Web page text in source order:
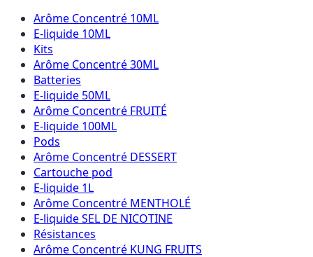
Arôme Concentré 10ML
E-liquide 10ML
Kits
Arôme Concentré 30ML
Batteries
E-liquide 50ML
Arôme Concentré FRUITÉ
E-liquide 100ML
Pods
Arôme Concentré DESSERT
Cartouche pod
E-liquide 1L
Arôme Concentré MENTHOLÉ
E-liquide SEL DE NICOTINE
Résistances
Arôme Concentré KUNG FRUITS